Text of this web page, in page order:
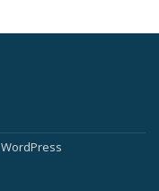
WordPress